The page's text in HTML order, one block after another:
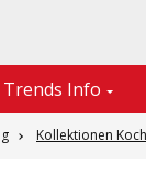
Trends Info
Kollektionen